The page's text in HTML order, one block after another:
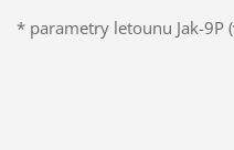
* parametry letounu Jak-9P